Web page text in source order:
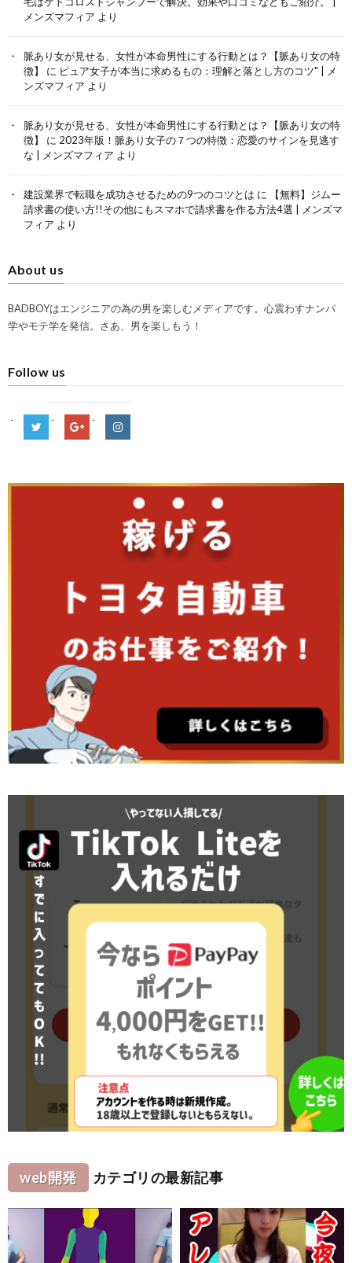
メンズマフィア より
脈あり女が見せる、女性が本命男性にする行動とは？【脈あり女の特
徴】
に ピュア女子が本当に求めるもの：理解と落とし方のコツ" | メ
ンズマフィア より
脈あり女が見せる、女性が本命男性にする行動とは？【脈あり女の特
徴】
に 2023年版！脈あり女子の７つの特徴：恋愛のサインを見逃す
な | メンズマフィア より
建設業界で転職を成功させるための9つのコツとは に
【無料】ジムー
請求書の使い方!!その他にもスマホで請求書を作る方法4選 | メンズマ
フィア より
About us
BADBOYはエンジニアの為の男を楽しむメディアです。心震わすナンパ
学やモテ学を発信。さあ、男を楽しもう！
Follow us
web開発 カテゴリの最新記事